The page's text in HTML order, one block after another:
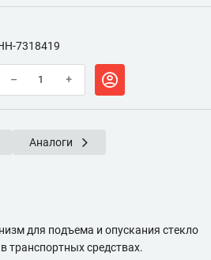
7318419
– +
Аналоги
для подъема и опускания стекло
транспортных средствах.